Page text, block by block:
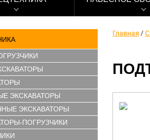
ЭКСКАВАТОРЫ
ЭКСКАВАТОРЫ
ПОГРУЗЧИКИ
Главная /